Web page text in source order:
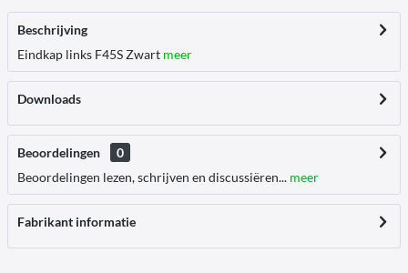
Beschrijving
Eindkap links F45S Zwart meer
Downloads
Beoordelingen
0
Beoordelingen lezen, schrijven en discussiëren... meer
Fabrikant informatie